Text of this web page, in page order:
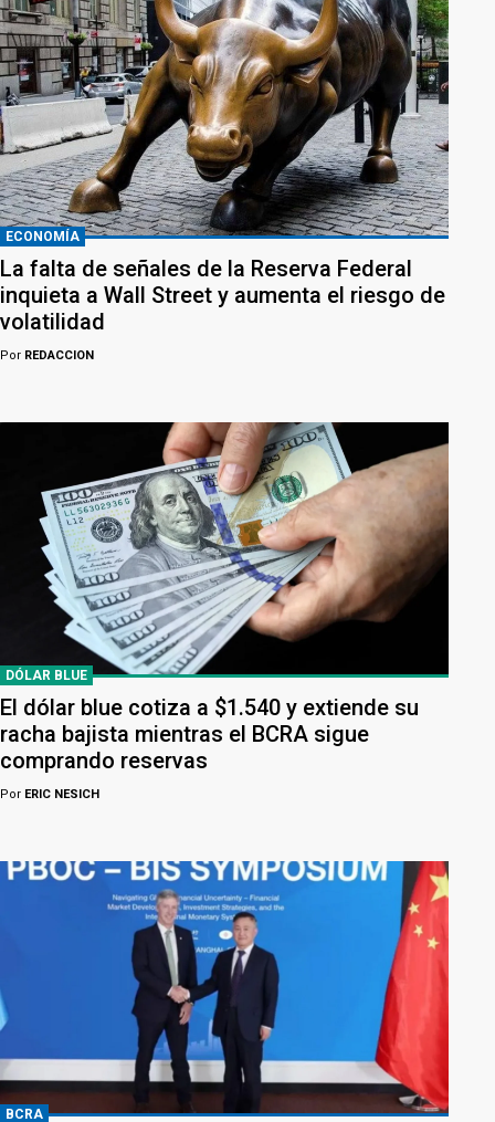
ECONOMÍA
La falta de señales de la Reserva Federal
inquieta a Wall Street y aumenta el riesgo de
volatilidad
Por REDACCION
DÓLAR BLUE
El dólar blue cotiza a $1.540 y extiende su
racha bajista mientras el BCRA sigue
comprando reservas
Por ERIC NESICH
BCRA